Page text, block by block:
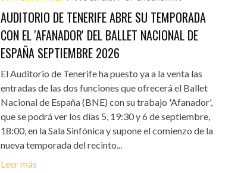
AUDITORIO DE TENERIFE ABRE SU TEMPORADA
CON EL 'AFANADOR' DEL BALLET NACIONAL DE
ESPAÑA SEPTIEMBRE 2026
El Auditorio de Tenerife ha puesto ya a la venta las
entradas de las dos funciones que ofrecerá el Ballet
Nacional de España (BNE) con su trabajo 'Afanador',
que se podrá ver los días 5, 19:30 y 6 de septiembre,
18:00, en la Sala Sinfónica y supone el comienzo de la
nueva temporada del recinto...
Leer más